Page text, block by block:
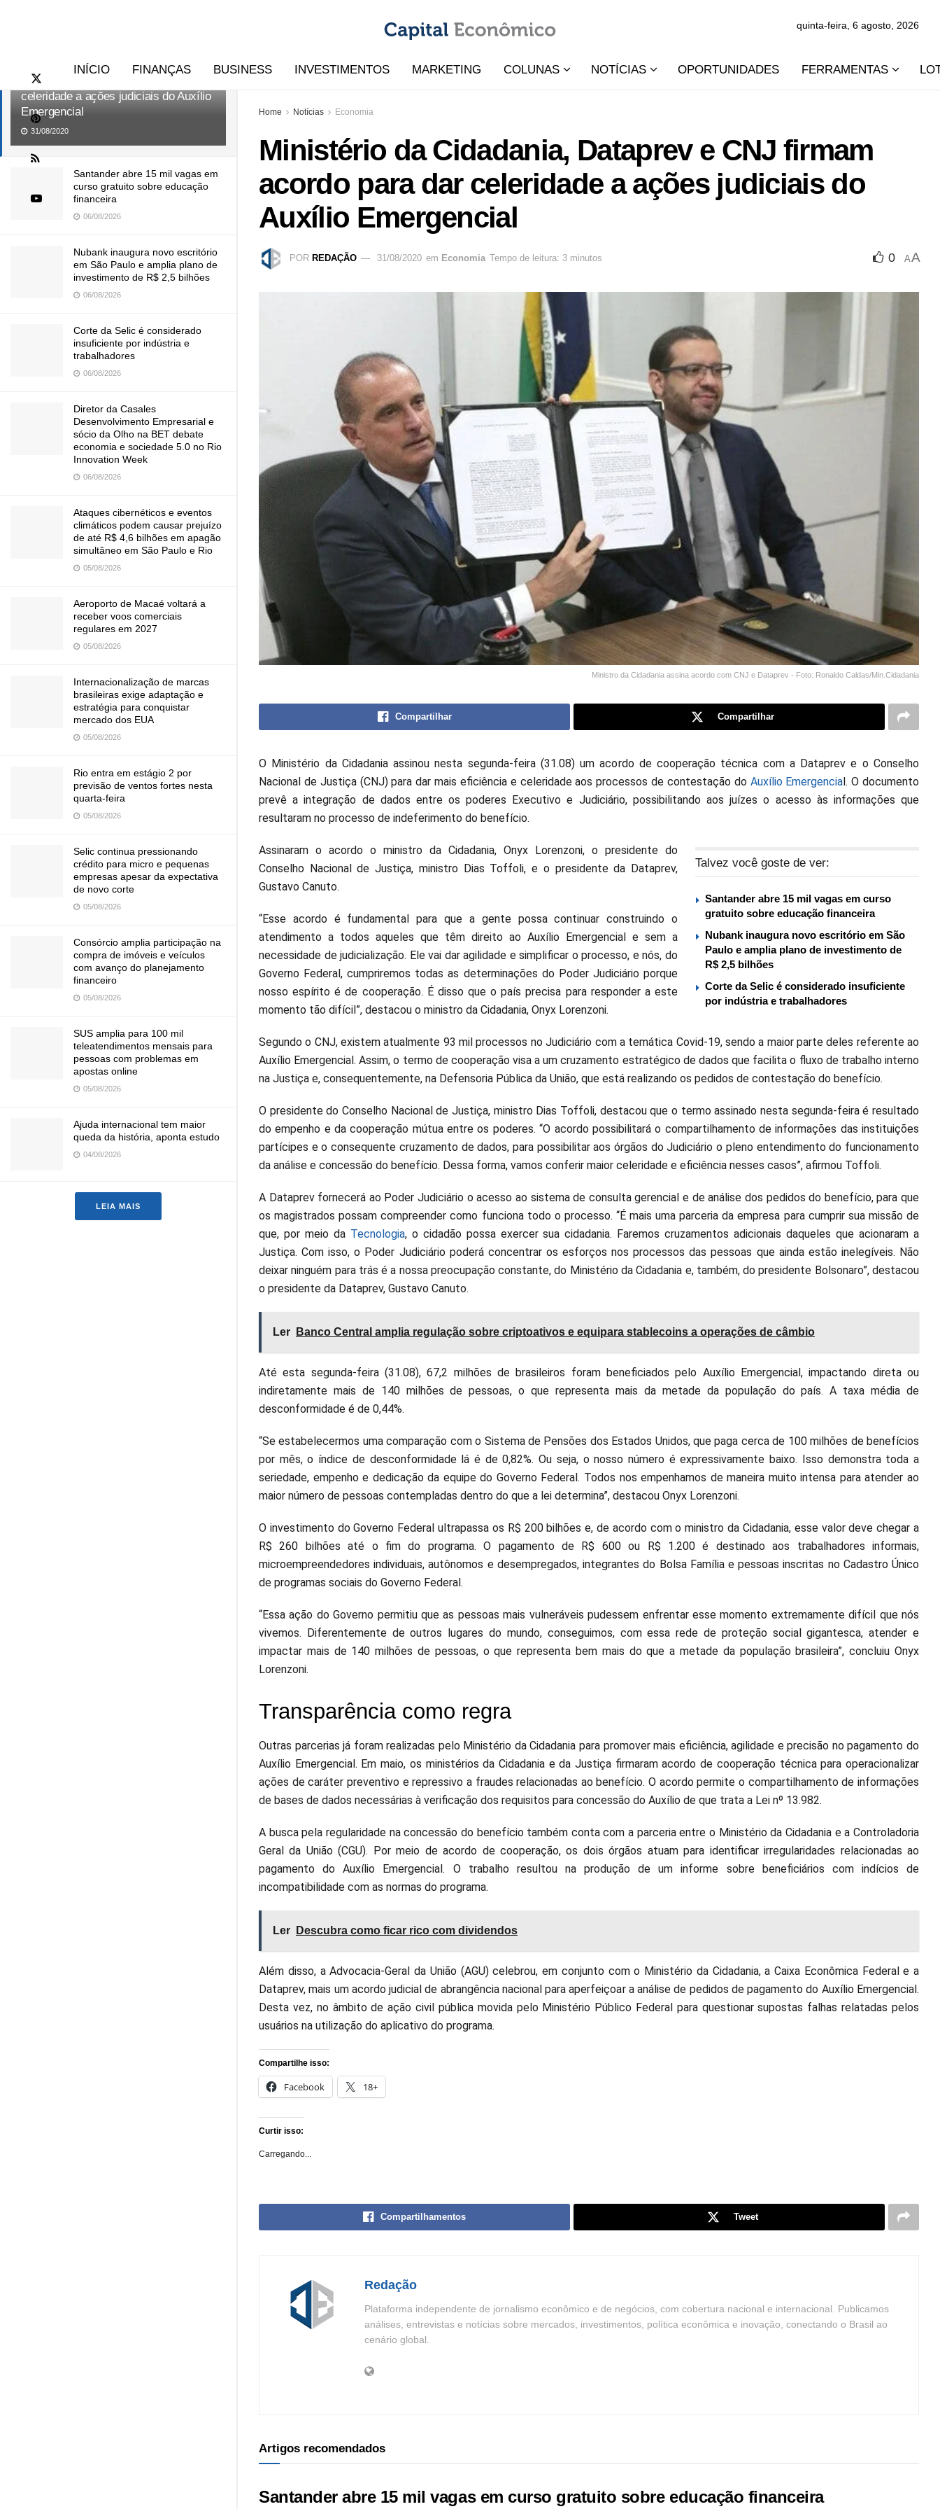
Ministério da Cidadania, Dataprev e
CNJ firmam acordo para dar
celeridade a ações judiciais do Auxílio
Emergencial
31/08/2020
Santander abre 15 mil vagas em
curso gratuito sobre educação
financeira
06/08/2026
Nubank inaugura novo escritório
em São Paulo e amplia plano de
investimento de R$ 2,5 bilhões
06/08/2026
Corte da Selic é considerado
insuficiente por indústria e
trabalhadores
06/08/2026
Diretor da Casales
Desenvolvimento Empresarial e
sócio da Olho na BET debate
economia e sociedade 5.0 no Rio
Innovation Week
06/08/2026
Ataques cibernéticos e eventos
climáticos podem causar prejuízo
de até R$ 4,6 bilhões em apagão
simultâneo em São Paulo e Rio
05/08/2026
Aeroporto de Macaé voltará a
receber voos comerciais
regulares em 2027
05/08/2026
Internacionalização de marcas
brasileiras exige adaptação e
estratégia para conquistar
mercado dos EUA
05/08/2026
Rio entra em estágio 2 por
previsão de ventos fortes nesta
quarta-feira
05/08/2026
Selic continua pressionando
crédito para micro e pequenas
empresas apesar da expectativa
de novo corte
05/08/2026
Consórcio amplia participação na
compra de imóveis e veículos
com avanço do planejamento
financeiro
05/08/2026
SUS amplia para 100 mil
teleatendimentos mensais para
pessoas com problemas em
apostas online
05/08/2026
Ajuda internacional tem maior
queda da história, aponta estudo
04/08/2026
LEIA MAIS
quinta-feira, 6 agosto, 2026
INÍCIO FINANÇAS BUSINESS INVESTIMENTOS MARKETING COLUNAS NOTÍCIAS OPORTUNIDADES FERRAMENTAS
Home Notícias Economia
Ministério da Cidadania, Dataprev e CNJ firmam
acordo para dar celeridade a ações judiciais do
Auxílio Emergencial
POR REDAÇÃO 31/08/2020 em Economia Tempo de leitura: 3 minutos 0 AA
Ministro da Cidadania assina acordo com CNJ e Dataprev - Foto: Ronaldo Caldas/Min.Cidadania
Compartilhar Compartilhar
O Ministério da Cidadania assinou nesta segunda-feira (31.08) um acordo de cooperação técnica com a Dataprev e o Conselho
Nacional de Justiça (CNJ) para dar mais eficiência e celeridade aos processos de contestação doAuxílio Emergencial. O documento
prevê a integração de dados entre os poderes Executivo e Judiciário, possibilitando aos juízes o acesso às informações que
resultaram no processo de indeferimento do benefício.
Talvez você goste de ver:
Santander abre 15 mil vagas em curso
gratuito sobre educação financeira
Nubank inaugura novo escritório em São
Paulo e amplia plano de investimento de
R$ 2,5 bilhões
Corte da Selic é considerado insuficiente
por indústria e trabalhadores
Assinaram o acordo o ministro da Cidadania, Onyx Lorenzoni, o presidente do
Conselho Nacional de Justiça, ministro Dias Toffoli, e o presidente da Dataprev,
Gustavo Canuto.
“Esse acordo é fundamental para que a gente possa continuar construindo o
atendimento a todos aqueles que têm direito ao Auxílio Emergencial e sem a
necessidade de judicialização. Ele vai dar agilidade e simplificar o processo, e nós, do
Governo Federal, cumpriremos todas as determinações do Poder Judiciário porque
nosso espírito é de cooperação. É disso que o país precisa para responder a este
momento tão difícil”, destacou o ministro da Cidadania, Onyx Lorenzoni.
Segundo o CNJ, existem atualmente 93 mil processos no Judiciário com a temática Covid-19, sendo a maior parte deles referente ao
Auxílio Emergencial. Assim, o termo de cooperação visa a um cruzamento estratégico de dados que facilita o fluxo de trabalho interno
na Justiça e, consequentemente, na Defensoria Pública da União, que está realizando os pedidos de contestação do benefício.
O presidente do Conselho Nacional de Justiça, ministro Dias Toffoli, destacou que o termo assinado nesta segunda-feira é resultado
do empenho e da cooperação mútua entre os poderes. “O acordo possibilitará o compartilhamento de informações das instituições
partícipes e o consequente cruzamento de dados, para possibilitar aos órgãos do Judiciário o pleno entendimento do funcionamento
da análise e concessão do benefício. Dessa forma, vamos conferir maior celeridade e eficiência nesses casos”, afirmou Toffoli.
A Dataprev fornecerá ao Poder Judiciário o acesso ao sistema de consulta gerencial e de análise dos pedidos do benefício, para que
os magistrados possam compreender como funciona todo o processo. “É mais uma parceria da empresa para cumprir sua missão de
que, por meio da Tecnologia, o cidadão possa exercer sua cidadania. Faremos cruzamentos adicionais daqueles que acionaram a
Justiça. Com isso, o Poder Judiciário poderá concentrar os esforços nos processos das pessoas que ainda estão inelegíveis. Não
deixar ninguém para trás é a nossa preocupação constante, do Ministério da Cidadania e, também, do presidente Bolsonaro”, destacou
o presidente da Dataprev, Gustavo Canuto.
Ler Banco Central amplia regulação sobre criptoativos e equipara stablecoins a operações de câmbio
Até esta segunda-feira (31.08), 67,2 milhões de brasileiros foram beneficiados pelo Auxílio Emergencial, impactando direta ou
indiretamente mais de 140 milhões de pessoas, o que representa mais da metade da população do país. A taxa média de
desconformidade é de 0,44%.
“Se estabelecermos uma comparação com o Sistema de Pensões dos Estados Unidos, que paga cerca de 100 milhões de benefícios
por mês, o índice de desconformidade lá é de 0,82%. Ou seja, o nosso número é expressivamente baixo. Isso demonstra toda a
seriedade, empenho e dedicação da equipe do Governo Federal. Todos nos empenhamos de maneira muito intensa para atender ao
maior número de pessoas contempladas dentro do que a lei determina”, destacou Onyx Lorenzoni.
O investimento do Governo Federal ultrapassa os R$ 200 bilhões e, de acordo com o ministro da Cidadania, esse valor deve chegar a
R$ 260 bilhões até o fim do programa. O pagamento de R$ 600 ou R$ 1.200 é destinado aos trabalhadores informais,
microempreendedores individuais, autônomos e desempregados, integrantes do Bolsa Família e pessoas inscritas no Cadastro Único
de programas sociais do Governo Federal.
“Essa ação do Governo permitiu que as pessoas mais vulneráveis pudessem enfrentar esse momento extremamente difícil que nós
vivemos. Diferentemente de outros lugares do mundo, conseguimos, com essa rede de proteção social gigantesca, atender e
impactar mais de 140 milhões de pessoas, o que representa bem mais do que a metade da população brasileira”, concluiu Onyx
Lorenzoni.
Transparência como regra
Outras parcerias já foram realizadas pelo Ministério da Cidadania para promover mais eficiência, agilidade e precisão no pagamento do
Auxílio Emergencial. Em maio, os ministérios da Cidadania e da Justiça firmaram acordo de cooperação técnica para operacionalizar
ações de caráter preventivo e repressivo a fraudes relacionadas ao benefício. O acordo permite o compartilhamento de informações
de bases de dados necessárias à verificação dos requisitos para concessão do Auxílio de que trata a Lei nº 13.982.
A busca pela regularidade na concessão do benefício também conta com a parceria entre o Ministério da Cidadania e a Controladoria
Geral da União (CGU). Por meio de acordo de cooperação, os dois órgãos atuam para identificar irregularidades relacionadas ao
pagamento do Auxílio Emergencial. O trabalho resultou na produção de um informe sobre beneficiários com indícios de
incompatibilidade com as normas do programa.
Ler Descubra como ficar rico com dividendos
Além disso, a Advocacia-Geral da União (AGU) celebrou, em conjunto com o Ministério da Cidadania, a Caixa Econômica Federal e a
Dataprev, mais um acordo judicial de abrangência nacional para aperfeiçoar a análise de pedidos de pagamento do Auxílio Emergencial.
Desta vez, no âmbito de ação civil pública movida pelo Ministério Público Federal para questionar supostas falhas relatadas pelos
usuários na utilização do aplicativo do programa.
Compartilhe isso:
Facebook 18+
Curtir isso:
Carregando...
Compartilhamentos Tweet
Redação
Plataforma independente de jornalismo econômico e de negócios, com cobertura nacional e internacional. Publicamos
análises, entrevistas e notícias sobre mercados, investimentos, política econômica e inovação, conectando o Brasil ao
cenário global.
Artigos recomendados
Santander abre 15 mil vagas em curso gratuito sobre educação financeira